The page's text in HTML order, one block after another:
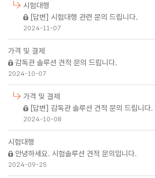
시험대행
[답변] 시험대행 관련 문의 드립니다.
2024-11-07
가격 및 결제
감독관 솔루션 견적 문의 드립니다.
2024-10-07
가격 및 결제
[답변] 감독관 솔루션 견적 문의 드립니다.
2024-10-08
시험대행
안녕하세요. 시험솔루션 견적 문의입니다.
2024-09-25